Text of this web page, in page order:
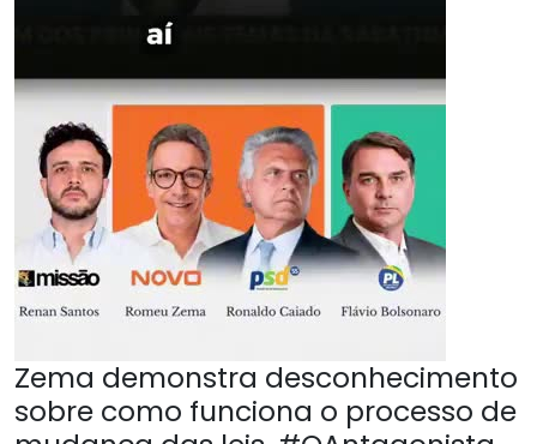
Zema demonstra desconhecimento
sobre como funciona o processo de